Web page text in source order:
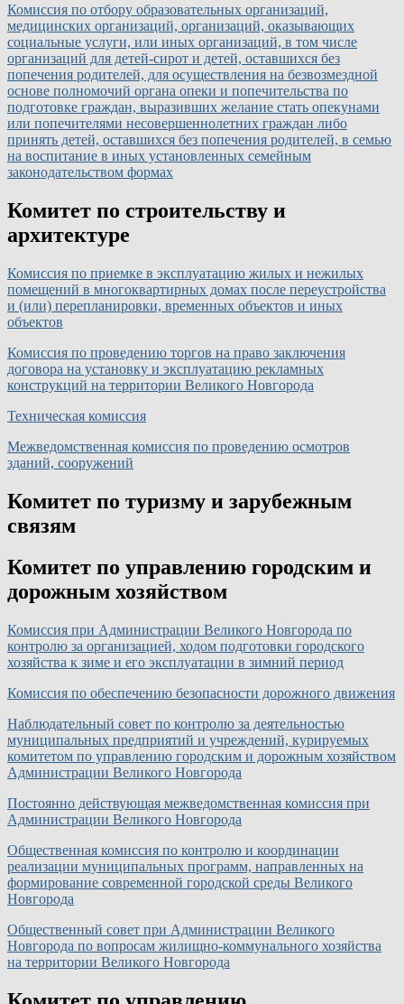
Комиссия по отбору образовательных организаций,
медицинских организаций, организаций, оказывающих
социальные услуги, или иных организаций, в том числе
организаций для детей-сирот и детей, оставшихся без
попечения родителей, для осуществления на безвозмездной
основе полномочий органа опеки и попечительства по
подготовке граждан, выразивших желание стать опекунами
или попечителями несовершеннолетних граждан либо
принять детей, оставшихся без попечения родителей, в семью
на воспитание в иных установленных семейным
законодательством формах
Комитет по строительству и
архитектуре
Комиссия по приемке в эксплуатацию жилых и нежилых
помещений в многоквартирных домах после переустройства
и (или) перепланировки, временных объектов и иных
объектов
Комиссия по проведению торгов на право заключения
договора на установку и эксплуатацию рекламных
конструкций на территории Великого Новгорода
Техническая комиссия
Межведомственная комиссия по проведению осмотров
зданий, сооружений
Комитет по туризму и зарубежным
связям
Комитет по управлению городским и
дорожным хозяйством
Комиссия при Администрации Великого Новгорода по
контролю за организацией, ходом подготовки городского
хозяйства к зиме и его эксплуатации в зимний период
Комиссия по обеспечению безопасности дорожного движения
Наблюдательный совет по контролю за деятельностью
муниципальных предприятий и учреждений, курируемых
комитетом по управлению городским и дорожным хозяйством
Администрации Великого Новгорода
Постоянно действующая межведомственная комиссия при
Администрации Великого Новгорода
Общественная комиссия по контролю и координации
реализации муниципальных программ, направленных на
формирование современной городской среды Великого
Новгорода
Общественный совет при Администрации Великого
Новгорода по вопросам жилищно-коммунального хозяйства
на территории Великого Новгорода